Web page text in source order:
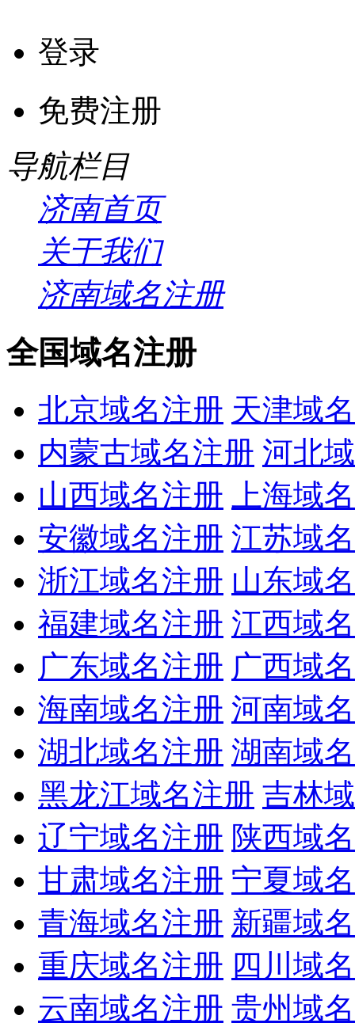
登录
免费注册
导航栏目
济南首页
关于我们
济南域名注册
全国域名注册
北京域名注册 天津域
内蒙古域名注册 河北
山西域名注册
上海域
安徽域名注册 江苏域
浙江域名注册 山东域
福建域名注册 江西域
广东域名注册 广西域
海南域名注册 河南域
湖北域名注册 湖南域
黑龙江域名注册 吉林
辽宁域名注册 陕西域
甘肃域名注册 宁夏域
青海域名注册 新疆域
重庆域名注册 四川域
云南域名注册 贵州域